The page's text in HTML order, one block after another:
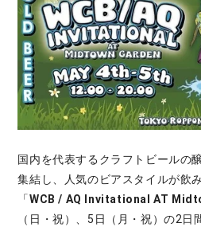
国内を代表するクラフトビールの
集結し、人気のビアスタイルが飲
「WCB / AQ Invitational AT
（日・祝）、5日（月・祝）の2日